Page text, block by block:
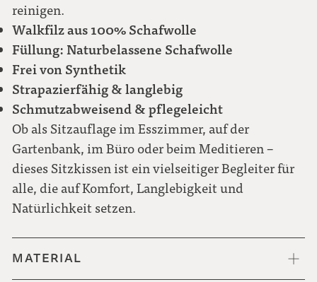
reinigen.
Walkfilz aus 100% Schafwolle
Füllung: Naturbelassene Schafwolle
Frei von Synthetik
Strapazierfähig & langlebig
Schmutzabweisend & pflegeleicht
Ob als Sitzauflage im Esszimmer, auf der
Gartenbank, im Büro oder beim Meditieren –
dieses Sitzkissen ist ein vielseitiger Begleiter für
alle, die auf Komfort, Langlebigkeit und
Natürlichkeit setzen.
MATERIAL